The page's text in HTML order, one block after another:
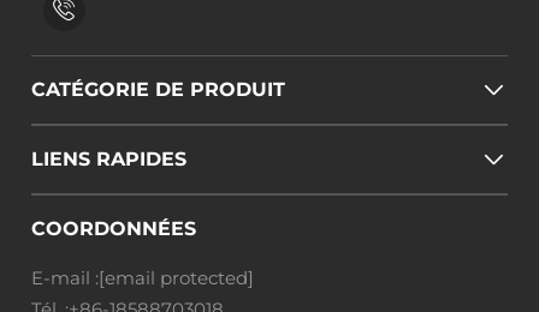
CATÉGORIE DE PRODUIT
LIENS RAPIDES
COORDONNÉES
E-mail :[email protected]